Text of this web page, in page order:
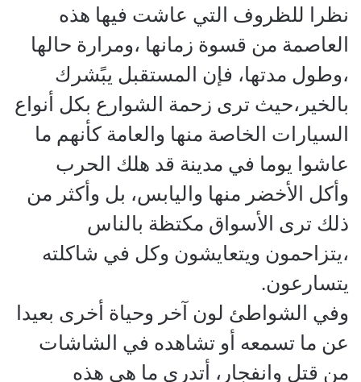
نظرا للظروف التي عاشت فيها هذه
العاصمة من قسوة زمانها ،ومرارة حالها
،وطول مدتها، فإن المستقبل يبًشرك
بالخير،حيث ترى زحمة الشوارع بكل أنواع
السيارات الخاصة منها والعامة كأنهم ما
عاشوا يوما في مدينة قد هلك الحرب
وأكل الأخضر منها واليابس، بل وأكثر من
ذلك ترى الأسواق مكتظة بالناس
،يتزاحمون ويتعايشون وكل في شاكلته
يتسارعون.
وفي الشواطئ لون آخر وحياة أخرى بعيدا
عن ما تسمعه أو تشاهده في الشاشات
من قتل وانفجار، أتدري ما هي هذه